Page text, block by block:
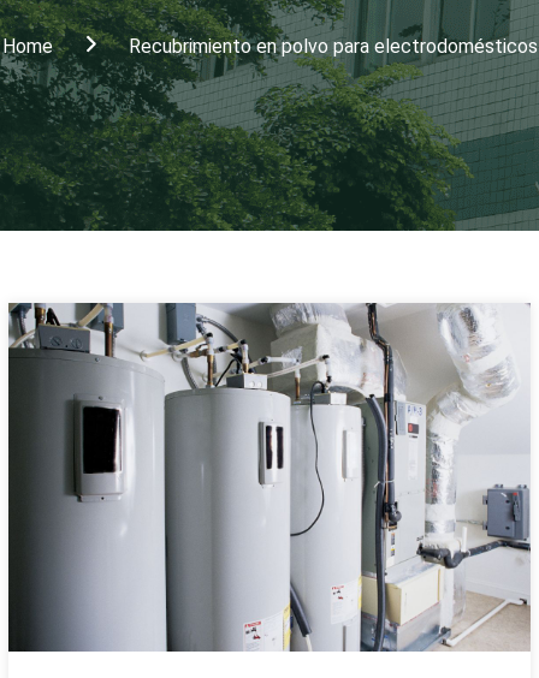
Home Recubrimiento en polvo para electrodomésticos